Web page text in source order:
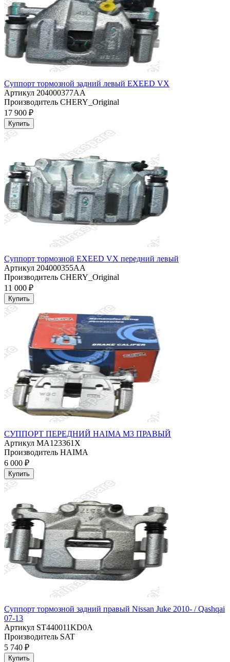
Суппорт тормозной задний левый EXEED VX
Артикул 204000377AA
Производитель CHERY_Original
17 900 ₽
Купить
Суппорт тормозной EXEED VX передний левый
Артикул 204000355AA
Производитель CHERY_Original
11 000 ₽
Купить
СУППОРТ ПЕРЕДНИЙ HAIMA M3 ПРАВЫЙ
Артикул MA123361X
Производитель HAIMA
6 000 ₽
Купить
Суппорт тормозной задний правый Nissan Juke 2010- / Qashqai
07-13
Артикул ST440011KD0A
Производитель SAT
5 740 ₽
Купить